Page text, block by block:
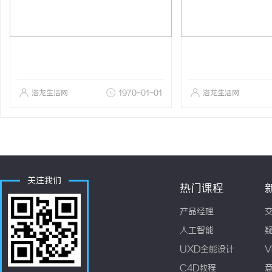
洛龙生活网 1970-01-01 洛龙生活网
关注我们
热门课程
产品经理
人工智能
UXD全能设计
C4D教程